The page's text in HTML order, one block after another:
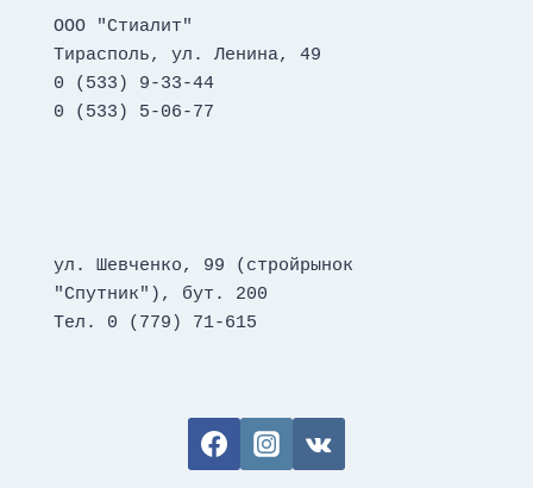
ООО "Стиалит"
Тирасполь, ул. Ленина, 49
0 (533) 9-33-44
0 (533) 5-06-77
ул. Шевченко, 99 (стройрынок
"Спутник"), бут. 200
Тел. 0 (779) 71-615